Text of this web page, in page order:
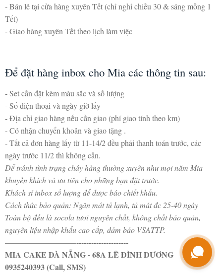
⁃ Bán lẻ tại cửa hàng xuyên Tết (chỉ nghỉ chiều 30 & sáng mồng 1
Tết)
⁃ Giao hàng xuyên Tết theo lịch làm việc
Để đặt hàng inbox cho Mia các thông tin sau:
- Set cần đặt kèm màu sắc và số lượng
- Số điện thoại và ngày giờ lấy
- Địa chỉ giao hàng nếu cần giao (phí giao tính theo km)
- Có nhận chuyển khoản và giao tặng .
- Tất cả đơn hàng lấy từ 11-14/2 đều phải thanh toán trước, các
ngày trước 11/2 thì không cần.
Để tránh tình trạng cháy hàng thường xuyên như mọi năm Mia
khuyến khích và ưu tiên cho những bạn đặt trước.
Khách sỉ inbox số lượng để được báo chiết khấu.
Cách thức bảo quản: Ngăn mát tủ lạnh, tủ mát đc 25-40 ngày
Toàn bộ đều là socola tươi nguyên chất, không chất bảo quản,
nguyên liệu nhập khẩu cao cấp, đảm bảo VSATTP.
—————————---------------------
MIA CAKE ĐÀ NẴNG - 68A LÊ ĐÌNH DƯƠNG
0935240393 (Call, SMS)